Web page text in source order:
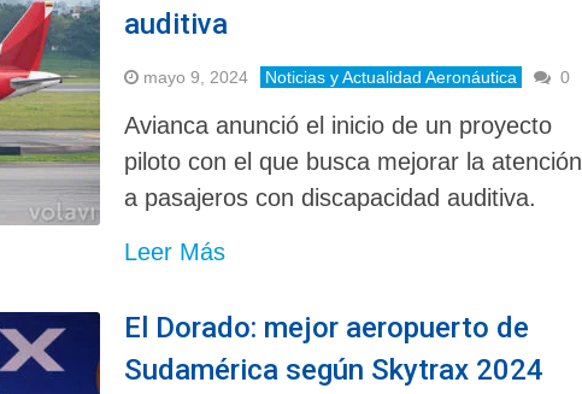
auditiva
mayo 9, 2024 Noticias y Actualidad Aeronáutica 0
Avianca anunció el inicio de un proyecto
piloto con el que busca mejorar la atención
a pasajeros con discapacidad auditiva.
Leer Más
El Dorado: mejor aeropuerto de
Sudamérica según Skytrax 2024